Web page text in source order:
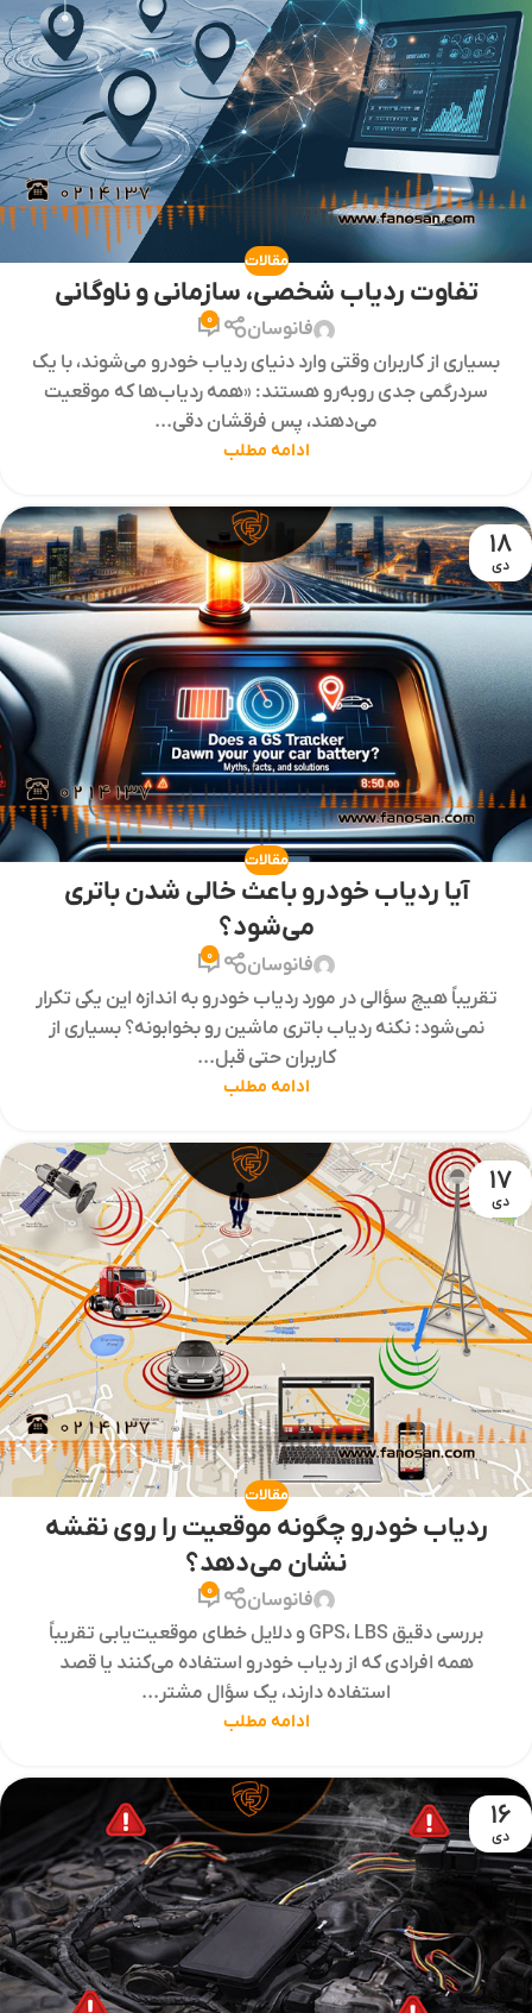
مقالات
تفاوت ردیاب شخصی، سازمانی و ناوگانی
فانوسان 0
بسیاری از کاربران وقتی وارد دنیای ردیاب خودرو می‌شوند، با یک
سردرگمی جدی روبه‌رو هستند: «همه ردیاب‌ها که موقعیت
می‌دهند، پس فرقشان دقی...
ادامه مطلب
18
دی
مقالات
آیا ردیاب خودرو باعث خالی شدن باتری
می‌شود؟
فانوسان 0
تقریباً هیچ سؤالی در مورد ردیاب خودرو به اندازه این یکی تکرار
نمی‌شود: نکنه ردیاب باتری ماشین رو بخوابونه؟ بسیاری از
کاربران حتی قبل...
ادامه مطلب
17
دی
مقالات
ردیاب خودرو چگونه موقعیت را روی نقشه
نشان می‌دهد؟
فانوسان 0
بررسی دقیق GPS، LBS و دلایل خطای موقعیت‌یابی تقریباً
همه افرادی که از ردیاب خودرو استفاده می‌کنند یا قصد
استفاده دارند، یک سؤال مشتر...
ادامه مطلب
16
دی